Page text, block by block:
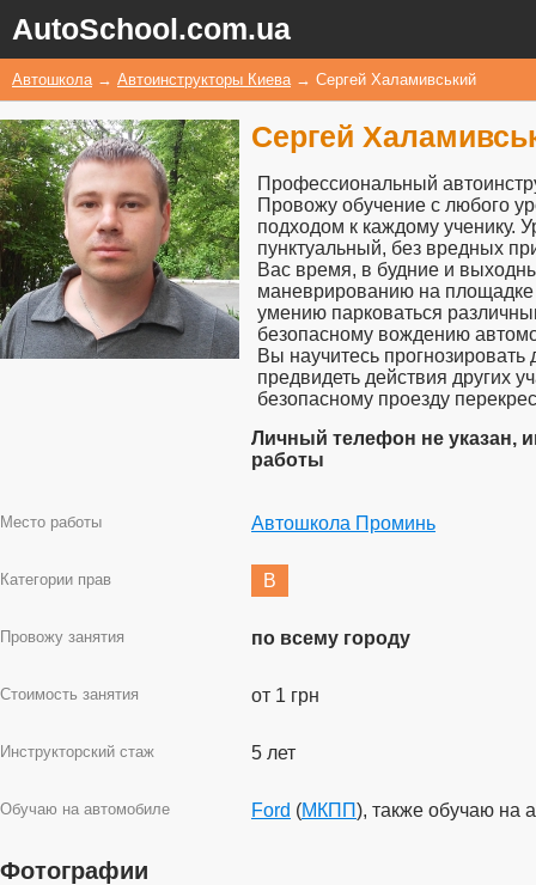
AutoSchool.com.ua
Автошкола → Автоинструкторы Киева → Сергей Халамивський
Сергей
Профессиональный
Провожу обучение с любого
подходом к каждому ученику.
пунктуальный, без вредных
Вас время, в будние и
маневрированию на площадке
умению парковаться
безопасному вождению
Вы научитесь
предвидеть действия других
безопасному проезду
Личный телефон не указан,
работы
Место работы Автошкола Проминь
Категории прав B
Провожу занятия по всему городу
Стоимость занятия от 1 грн
Инструкторский стаж 5 лет
Обучаю на автомобиле Ford (МКПП), также обучаю на
Фотографии